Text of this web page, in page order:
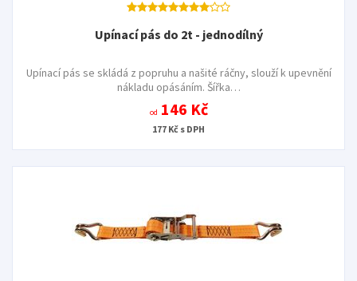
Upínací pás do 2t - jednodílný
Upínací pás se skládá z popruhu a našité ráčny, slouží k upevnění
nákladu opásáním. Šířka…
od 146 Kč
177 Kč s DPH